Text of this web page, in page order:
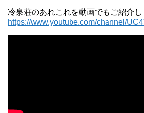
冷泉荘のあれこれを動画でもご紹介し
https://www.youtube.com/channel/